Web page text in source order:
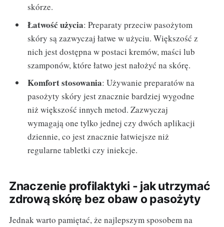
skórze.
Łatwość użycia: Preparaty przeciw pasożytom
skóry są zazwyczaj łatwe w użyciu. Większość z
nich jest dostępna w postaci kremów, maści lub
szamponów, które łatwo jest nałożyć na skórę.
Komfort stosowania: Używanie preparatów na
pasożyty skóry jest znacznie bardziej wygodne
niż większość innych metod. Zazwyczaj
wymagają one tylko jednej czy dwóch aplikacji
dziennie, co jest znacznie łatwiejsze niż
regularne tabletki czy iniekcje.
Znaczenie profilaktyki - jak utrzymać
zdrową skórę bez obaw o pasożyty
Jednak warto pamiętać, że najlepszym sposobem na